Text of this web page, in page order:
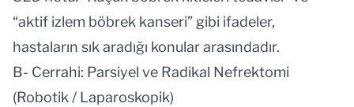
“aktif izlem böbrek kanseri” gibi ifadeler,
hastaların sık aradığı konular arasındadır.
B- Cerrahi: Parsiyel ve Radikal Nefrektomi
(Robotik / Laparoskopik)